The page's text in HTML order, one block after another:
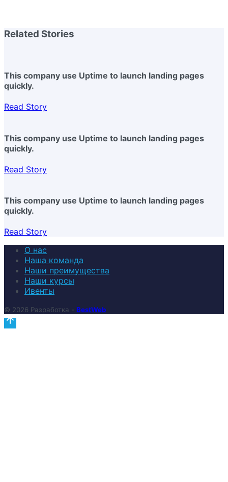
Related Stories
This company use Uptime to launch landing pages
quickly.
Read Story
This company use Uptime to launch landing pages
quickly.
Read Story
This company use Uptime to launch landing pages
quickly.
Read Story
О нас
Наша команда
Наши преимущества
Наши курсы
Ивенты
© 2026 Разработка - BestWeb